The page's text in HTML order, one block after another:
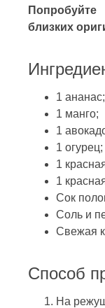
близких
1 ананас;
1 манго;
1
1 огурец;
1
1
Сок
Соль и
Свежая
Способ
На